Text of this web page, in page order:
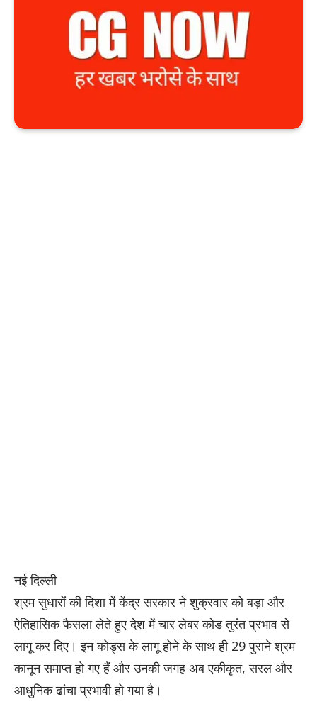
नई दिल्ली
श्रम सुधारों की दिशा में केंद्र सरकार ने शुक्रवार को बड़ा और
ऐतिहासिक फैसला लेते हुए देश में चार लेबर कोड तुरंत प्रभाव से
लागू कर दिए। इन कोड्स के लागू होने के साथ ही 29 पुराने श्रम
कानून समाप्त हो गए हैं और उनकी जगह अब एकीकृत, सरल और
आधुनिक ढांचा प्रभावी हो गया है।